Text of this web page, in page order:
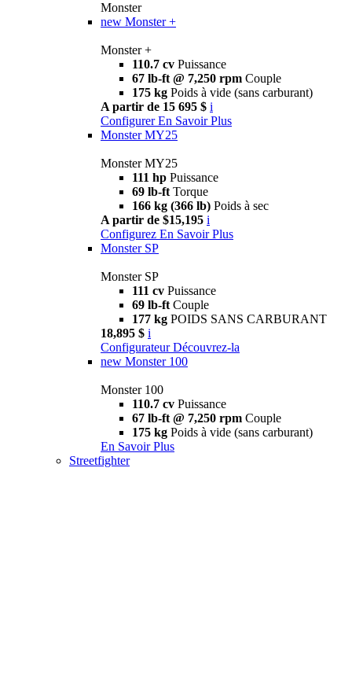
Monster
new Monster +
Monster +
110.7 cv Puissance
67 lb-ft @ 7,250 rpm Couple
175 kg Poids à vide (sans carburant)
A partir de 15 695 $ i
Configurer En Savoir Plus
Monster MY25
Monster MY25
111 hp Puissance
69 lb-ft Torque
166 kg (366 lb) Poids à sec
A partir de $15,195 i
Configurez En Savoir Plus
Monster SP
Monster SP
111 cv Puissance
69 lb-ft Couple
177 kg POIDS SANS CARBURANT
18,895 $ i
Configurateur Découvrez-la
new Monster 100
Monster 100
110.7 cv Puissance
67 lb-ft @ 7,250 rpm Couple
175 kg Poids à vide (sans carburant)
En Savoir Plus
Streetfighter